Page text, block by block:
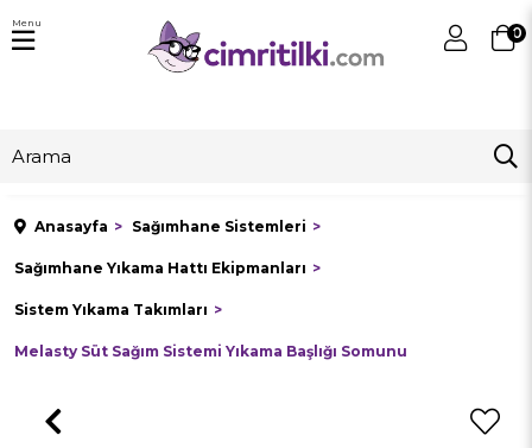
0
Menu
Anasayfa Sağımhane Sistemleri
Sağımhane Yıkama Hattı Ekipmanları
Sistem Yıkama Takımları
Melasty Süt Sağım Sistemi Yıkama Başlığı Somunu